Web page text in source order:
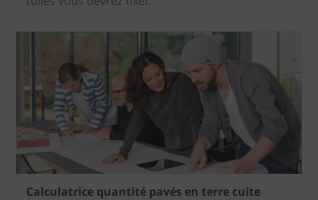
Calculatrice quantité pavés en terre cuite